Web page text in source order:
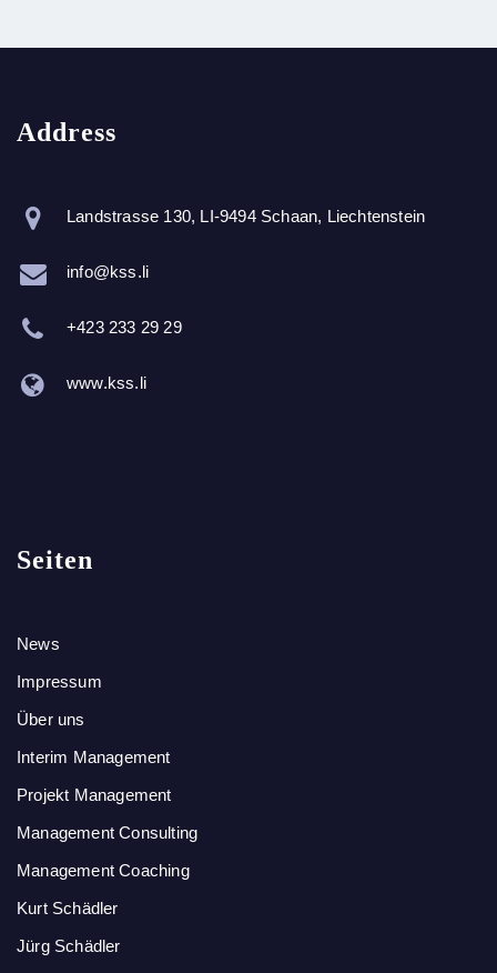
Address
Landstrasse 130, LI-9494 Schaan, Liechtenstein
info@kss.li
+423 233 29 29
www.kss.li
Seiten
News
Impressum
Über uns
Interim Management
Projekt Management
Management Consulting
Management Coaching
Kurt Schädler
Jürg Schädler